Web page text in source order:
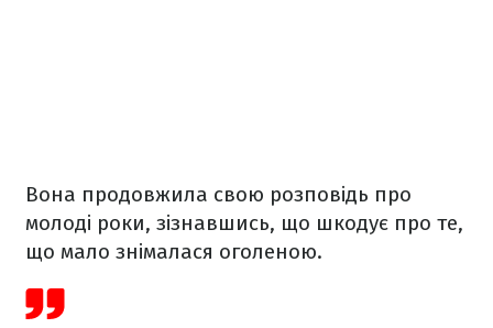
Вона продовжила свою розповідь про
молоді роки, зізнавшись, що шкодує про те,
що мало знімалася оголеною.